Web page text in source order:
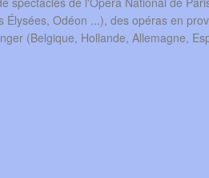
Élysées, Odéon ...), des opéras en
(Belgique, Hollande, Allemagne,